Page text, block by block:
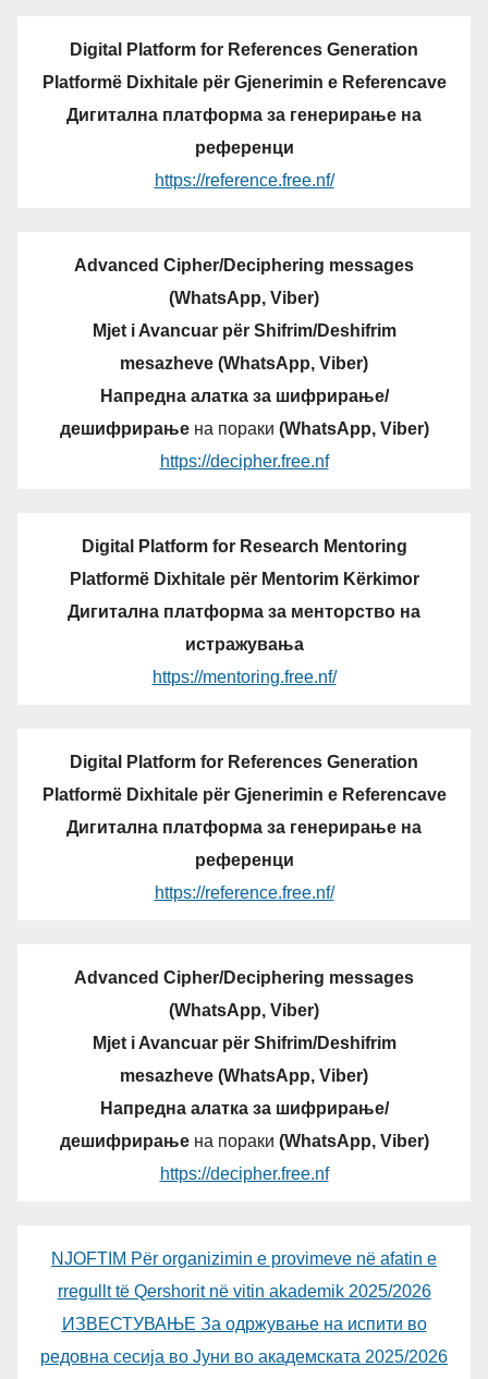
Digital Platform for References Generation
Platformë Dixhitale për Gjenerimin e Referencave
Дигитална платформа за генерирање на
референци
https://reference.free.nf/
Advanced Cipher/Deciphering messages
(WhatsApp, Viber)
Mjet i Avancuar për Shifrim/Deshifrim
mesazheve (WhatsApp, Viber)
Напредна алатка за шифрирање/
дешифрирањена пораки (WhatsApp, Viber)
https://decipher.free.nf
Digital Platform for Research Mentoring
Platformë Dixhitale për Mentorim Kërkimor
Дигитална платформа за менторство на
истражувања
https://mentoring.free.nf/
Digital Platform for References Generation
Platformë Dixhitale për Gjenerimin e Referencave
Дигитална платформа за генерирање на
референци
https://reference.free.nf/
Advanced Cipher/Deciphering messages
(WhatsApp, Viber)
Mjet i Avancuar për Shifrim/Deshifrim
mesazheve (WhatsApp, Viber)
Напредна алатка за шифрирање/
дешифрирањена пораки (WhatsApp, Viber)
https://decipher.free.nf
NJOFTIM Për organizimin e provimeve në afatin e
rregullt të Qershorit në vitin akademik 2025/2026
ИЗВЕСТУВАЊЕ За одржување на испити во
редовна сесија во Јуни во академската 2025/2026